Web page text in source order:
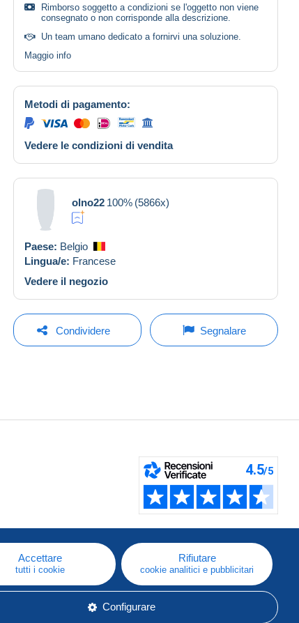
Rimborso soggetto a condizioni se l'oggetto non viene
consegnato o non corrisponde alla descrizione.
Un team umano dedicato a fornirvi una soluzione.
Maggio info
Metodi di pagamento:
Vedere le condizioni di vendita
olno22 100% (5866x)
Paese: Belgio
Lingua/e: Francese
Vedere il negozio
Condividere Segnalare
Accettare
tutti i cookie
Rifiutare
cookie analitici e pubblicitari
Configurare